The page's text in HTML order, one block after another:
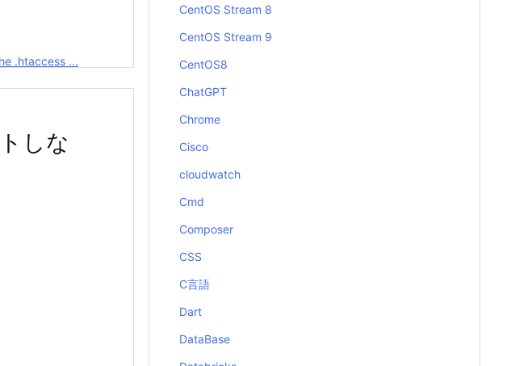
.htaccess ...
しな
CentOS Stream 8
CentOS Stream 9
CentOS8
ChatGPT
Chrome
Cisco
cloudwatch
Cmd
Composer
CSS
C言語
Dart
DataBase